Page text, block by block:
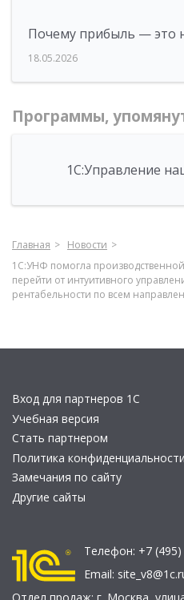
Почему прибыль — это
18.05.2026
Программы,
1С:Управление
Главная
Новости
1С:УНФ помогла
перейти от интуитивного
рентабельности по всем
Вход для партнеров 1С
Учебная версия
Стать партнером
Политика конфиденциальности
Замечания по сайту
Другие сайты
Телефон: +7
Email: